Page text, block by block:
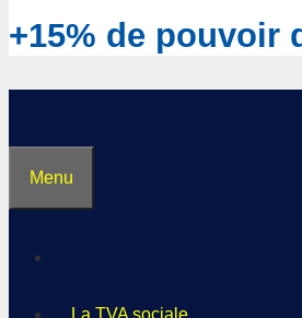
+15% de pouvoir
Menu
La TVA sociale